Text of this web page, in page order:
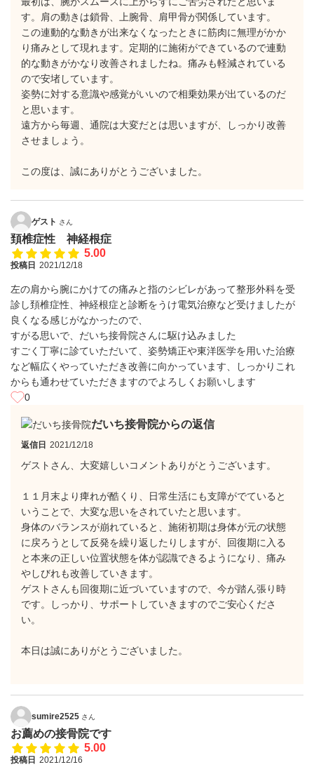
す。肩の動きは鎖骨、上腕骨、肩甲骨が関係しています。
この連動的な動きが出来なくなったときに筋肉に無理がかか
り痛みとして現れます。定期的に施術ができているので連動
的な動きがかなり改善されましたね。痛みも軽減されている
ので安堵しています。
姿勢に対する意識や感覚がいいので相乗効果が出ているのだ
と思います。
遠方から毎週、通院は大変だとは思いますが、しっかり改善
させましょう。
この度は、誠にありがとうございました。
ゲスト さん
頚椎症性 神経根症
5.00
投稿日 2021/12/18
左の肩から腕にかけての痛みと指のシビレがあって整形外科を受
診し頚椎症性、神経根症と診断をうけ電気治療など受けましたが
良くなる感じがなかったので、
すがる思いで、だいち接骨院さんに駆け込みました
すごく丁寧に診ていただいて、姿勢矯正や東洋医学を用いた治療
など幅広くやっていただき改善に向かっています、しっかりこれ
からも通わせていただきますのでよろしくお願いします
0
だいち接骨院からの返信
返信日 2021/12/18
ゲストさん、大変嬉しいコメントありがとうございます。
１１月末より痺れが酷くり、日常生活にも支障がでていると
いうことで、大変な思いをされていたと思います。
身体のバランスが崩れていると、施術初期は身体が元の状態
に戻ろうとして反発を繰り返したりしますが、回復期に入る
と本来の正しい位置状態を体が認識できるようになり、痛み
やしびれも改善していきます。
ゲストさんも回復期に近づいていますので、今が踏ん張り時
です。しっかり、サポートしていきますのでご安心くださ
い。
本日は誠にありがとうございました。
sumire2525 さん
お薦めの接骨院です
5.00
投稿日 2021/12/16